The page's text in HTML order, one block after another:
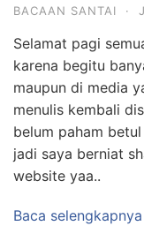
BACAAN SANTAI ·
Selamat pagi
karena begitu
maupun di media
menulis kembali
belum paham
jadi saya berniat
website yaa..
Baca